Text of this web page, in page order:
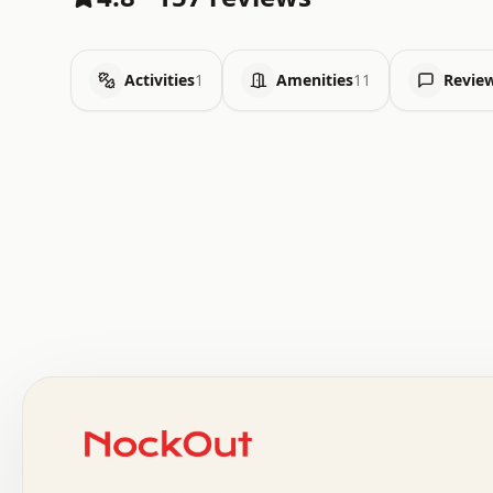
Activities1 Amenities11
.   +   .   .   o   .   .   .   .   .   .   :   .
.   .   .   o   .   .   .   .   .   .   .   .   x   .